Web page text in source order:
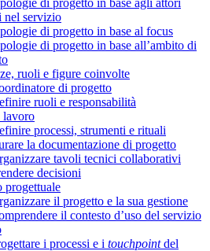
di progetto in base agli attori
nel servizio
di progetto in base al focus
di progetto in base all’ambito di
ruoli e figure coinvolte
di progetto
ruoli e responsabilità
lavoro
processi, strumenti e rituali
la documentazione di progetto
tavoli tecnici collaborativi
decisioni
progettuale
il progetto e la sua gestione
il contesto d’uso del servizio
i processi e i touchpointdel